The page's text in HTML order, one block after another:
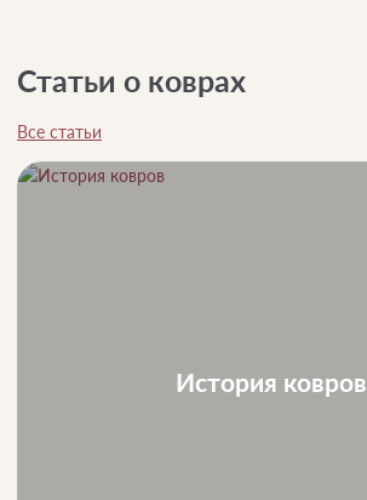
Статьи о коврах
Все статьи
История ковров